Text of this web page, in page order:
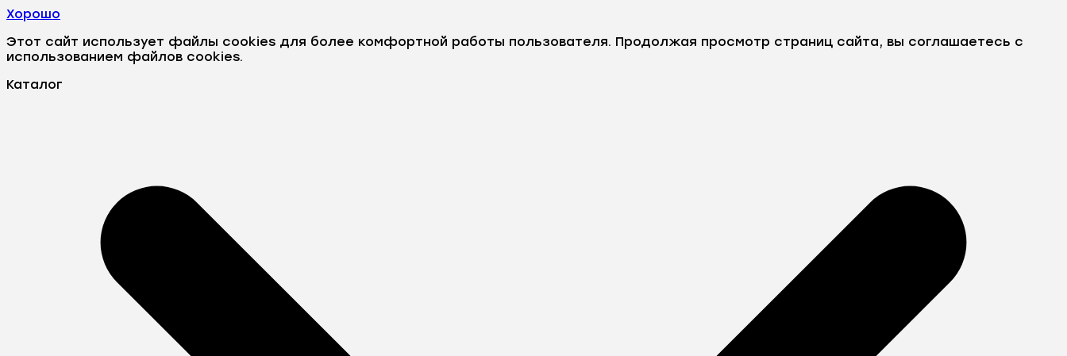
Хорошо
Этот сайт использует файлы cookies для более комфортной работы пользователя. Продолжая просмотр страниц сайта, вы соглашаетесь с
использованием файлов cookies.
Каталог